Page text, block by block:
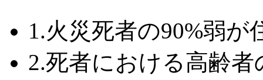
1.火災死者の90%弱が
2.死者における高齢